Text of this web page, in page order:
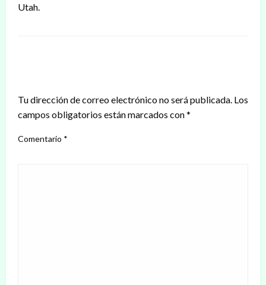
Utah.
Tu dirección de correo electrónico no será publicada. Los
campos obligatorios están marcados con*
Comentario *